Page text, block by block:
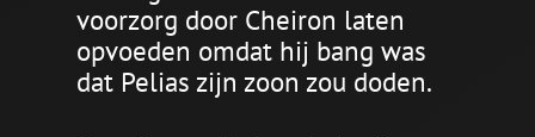
voorzorg door Cheiron laten
opvoeden omdat hij bang was
dat Pelias zijn zoon zou doden.